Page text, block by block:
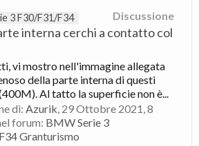
Discussione
3 F30/F31/F34
interna cerchi a contatto col
vi mostro nell'immagine allegata
della parte interna di questi
Al tatto la superficie non è...
di: Azurik, 29 Ottobre 2021, 8
forum: BMW Serie 3
Granturismo